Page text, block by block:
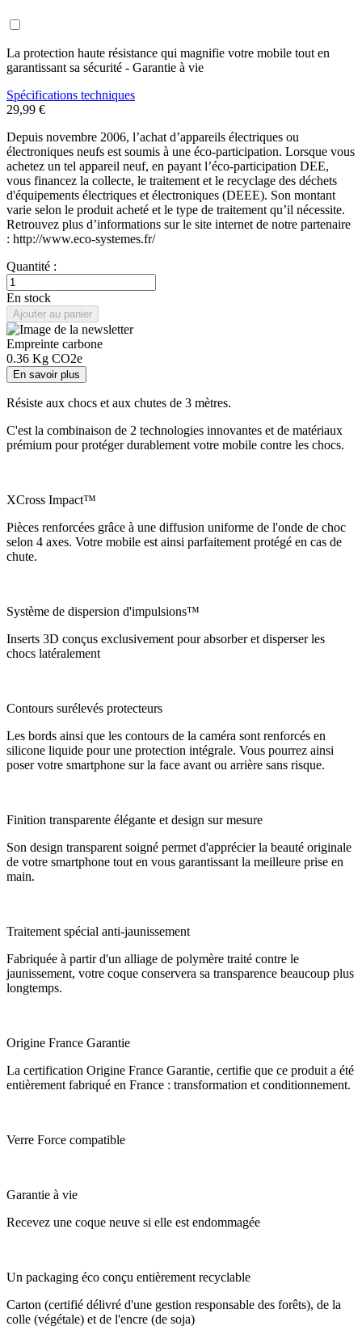
La protection haute résistance qui magnifie votre mobile tout en
garantissant sa sécurité - Garantie à vie
Spécifications techniques
29,99 €
Depuis novembre 2006, l’achat d’appareils électriques ou
électroniques neufs est soumis à une éco-participation. Lorsque vous
achetez un tel appareil neuf, en payant l’éco-participation DEE,
vous financez la collecte, le traitement et le recyclage des déchets
d'équipements électriques et électroniques (DEEE). Son montant
varie selon le produit acheté et le type de traitement qu’il nécessite.
Retrouvez plus d’informations sur le site internet de notre partenaire
: http://www.eco-systemes.fr/
Quantité :
En stock
Ajouter au panier
Empreinte carbone
0.36 Kg CO2e
En savoir plus
Résiste aux chocs et aux chutes de 3 mètres.
C'est la combinaison de 2 technologies innovantes et de matériaux
prémium pour protéger durablement votre mobile contre les chocs.
XCross Impact™
Pièces renforcées grâce à une diffusion uniforme de l'onde de choc
selon 4 axes. Votre mobile est ainsi parfaitement protégé en cas de
chute.
Système de dispersion d'impulsions™
Inserts 3D conçus exclusivement pour absorber et disperser les
chocs latéralement
Contours surélevés protecteurs
Les bords ainsi que les contours de la caméra sont renforcés en
silicone liquide pour une protection intégrale. Vous pourrez ainsi
poser votre smartphone sur la face avant ou arrière sans risque.
Finition transparente élégante et design sur mesure
Son design transparent soigné permet d'apprécier la beauté originale
de votre smartphone tout en vous garantissant la meilleure prise en
main.
Traitement spécial anti-jaunissement
Fabriquée à partir d'un alliage de polymère traité contre le
jaunissement, votre coque conservera sa transparence beaucoup plus
longtemps.
Origine France Garantie
La certification Origine France Garantie, certifie que ce produit a été
entièrement fabriqué en France : transformation et conditionnement.
Verre Force compatible
Garantie à vie
Recevez une coque neuve si elle est endommagée
Un packaging éco conçu entièrement recyclable
Carton (certifié délivré d'une gestion responsable des forêts), de la
colle (végétale) et de l'encre (de soja)